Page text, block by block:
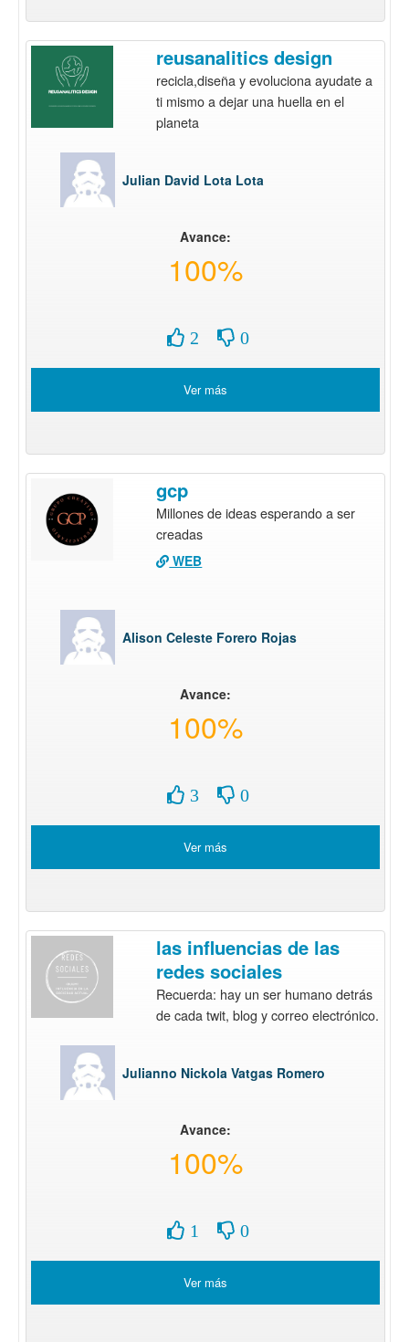
reusanalitics design
recicla,diseña y evoluciona ayudate a
ti mismo a dejar una huella en el
planeta
Julian David Lota Lota
Avance:
100%
2 0
Ver más
gcp
Millones de ideas esperando a ser
creadas
WEB
Alison Celeste Forero Rojas
Avance:
100%
3 0
Ver más
las influencias de las
redes sociales
Recuerda: hay un ser humano detrás
de cada twit, blog y correo electrónico.
Julianno Nickola Vatgas Romero
Avance:
100%
1 0
Ver más